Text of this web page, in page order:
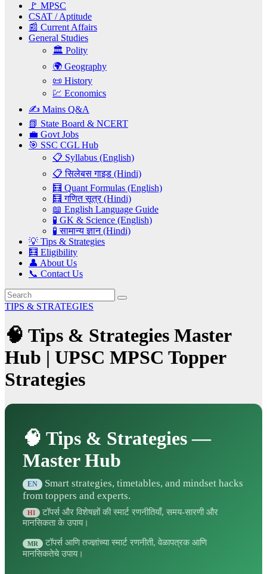
🚩 MPSC
CSAT / Aptitude
📰 Current Affairs
General Studies
🏛️ Polity
🌍 Geography
📜 History
💹 Economics
✍️ Mains Q&A
📗 State Board & NCERT
💼 Govt Jobs
🎯 SSC CGL Hub
📋 Syllabus (English)
📋 सिलेबस गाइड (Hindi)
🧮 Quant Formulas (English)
🧮 गणित सूत्र (Hindi)
📖 English Language Guide
🧪 GK & Science (English)
🧪 सामान्य ज्ञान (Hindi)
💡 Tips & Strategies
🧮 Eligibility
👤 About Us
📞 Contact Us
TIPS & STRATEGIES
🧠 Tips & Strategies Master
Hub | UPSC MPSC Topper
Strategies
🧠 Tips & Strategies —
Master Hub
EN
Smart strategies, timetables, and mindset hacks
from toppers and experts.
HI
टॉपर्स और विशेषज्ञों की स्मार्ट रणनीतियाँ, समय-सारणी और
मानसिकता के उपाय।
MR
टॉपर्स आणि तज्ज्ञांच्या स्मार्ट रणनीती, वेळापत्रक आणि
मानसिकतेचे उपाय।